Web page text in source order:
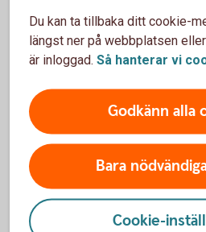
På minPension.se, som tagits
pensionsbolagen, får du koll
Tjänsten – snabb, enkel,
kostnadsfri.
få i pension.
Kolla in pensionen på
Du kan ta tillbaka ditt cookie-
längst ner på webbplatsen
är inloggad. Så hanterar vi
Godkänn alla
Bara
Cookie-